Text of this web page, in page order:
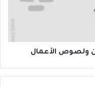
ولصوص الأعمال